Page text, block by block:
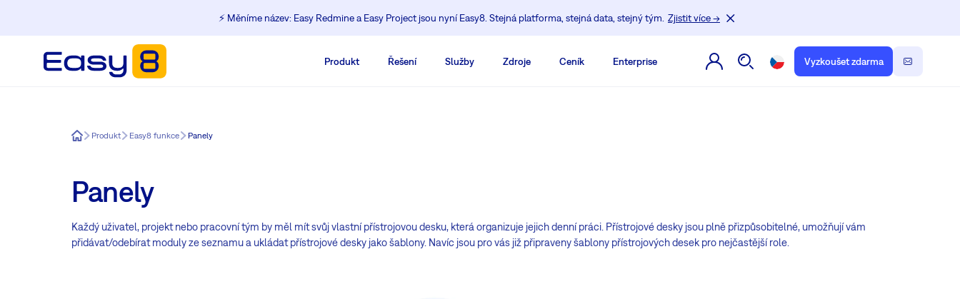
⚡️ Měníme název: Easy Redmine a Easy Project jsou nyní Easy8. Stejná platforma, stejná data, stejný tým. Zjistit více →
Produkt Řešení Služby Zdroje Ceník Enterprise Vyzkoušet zdarma
Easy8Produkt Easy8 funkce Panely
Panely
Každý uživatel, projekt nebo pracovní tým by měl mít svůj vlastní přístrojovou desku, která organizuje jejich denní práci. Přístrojové desky jsou plně přizpůsobitelné, umožňují vám
přidávat/odebírat moduly ze seznamu a ukládat přístrojové desky jako šablony. Navíc jsou pro vás již připraveny šablony přístrojových desek pro nejčastější role.